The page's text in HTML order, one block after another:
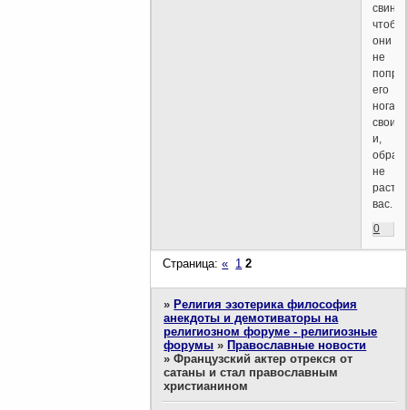
чтобы
они
не
его
и,
не
вас.
0
Страница:« 1 2
» Религия эзотерика философия
анекдоты и демотиваторы на
религиозном форуме - религиозные
форумы » Православные новости
»Французский актер отрекся от
сатаны и стал православным
христианином